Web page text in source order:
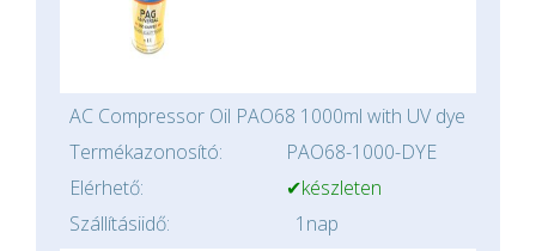
AC Compressor Oil PAO68 1000ml with UV dye
Termékazonosító:
PAO68-1000-DYE
Elérhető:
✔készleten
Szállításiidő:
1nap